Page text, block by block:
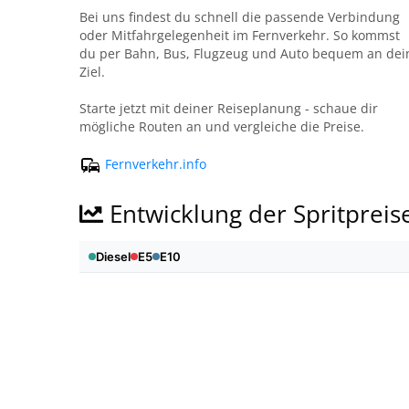
Bei uns findest du schnell die passende Verbindung
oder Mitfahrgelegenheit im Fernverkehr. So kommst
du per Bahn, Bus, Flugzeug und Auto bequem an
Ziel.
Starte jetzt mit deiner Reiseplanung - schaue dir
mögliche Routen an und vergleiche die Preise.
Fernverkehr.info
Entwicklung der